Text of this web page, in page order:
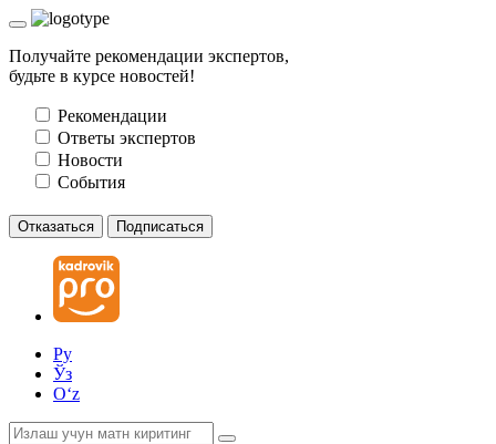
Получайте рекомендации экспертов,
будьте в курсе новостей!
Рекомендации
Ответы экспертов
Новости
События
Отказаться Подписаться
Ру
Ўз
Oʻz